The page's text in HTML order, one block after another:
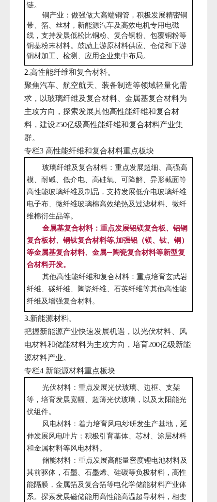
链。
铜产业：做强做大高端铜管，积极发展精密铜
带、箔、丝材，新能源汽车及高效电机专用电磁
线，支持发展低松比铜粉、复合铜粉、包覆铜粉等
铜基粉末材料。鼓励上游原材料供应、仓储和下游
铜材加工、检测、应用企业集中布局。
2.高性能纤维和复合材料。
聚焦汽车、航空航天、装备制造等领域轻量化需
求，以玻璃纤维及复合材料、金属基复合材料为
主攻方向，探索发展其他高性能纤维和复合材
料，建设250亿级高性能纤维和复合材料产业集
群。
专栏3 高性能纤维和复合材料重点板块
玻璃纤维及复合材料：重点发展超细、高强高
模、耐碱、低介电、高硅氧、可降解、异形截面等
高性能玻璃纤维及制品，支持发展低介电玻璃纤维
电子布、微纤维玻璃棉高效绝热及过滤材料、微纤
维棉衍生品等。
金属基复合材料：重点发展铝镁复合板、铝铜
复合板材、钢钛复合材料等,加强铝（镁、钛、铜）
等金属基复合材料、金属—陶瓷复合材料等新型复
合材料开发。
其他高性能纤维和复合材料：重点培育玄武岩
纤维、碳纤维、陶瓷纤维、石英纤维等其他高性能
纤维及增强复合材料。
3.新能源材料。
把握新能源产业快速发展机遇，以光伏材料、风
电材料和储能材料为主攻方向，培育200亿级新能
源材料产业。
专栏4 新能源材料重点板块
光伏材料：重点发展光伏玻璃、边框、支架
等，培育发展宽幅、超薄光伏玻璃，以及太阳能光
伏组件。
风电材料：着力培育风电纱研发生产基地，延
伸发展风电叶片；积极引育基体、芯材、涂层材料
和金属材料等风电材料。
储能材料：重点发展高能量密度锂电池材料及
其前驱体，石墨、石墨烯、硅碳等负极材料，高性
能隔膜，金属箔及复合箔等电化学储能材料产业体
系。探索发展磁储能用高性能高温超导材料，相变